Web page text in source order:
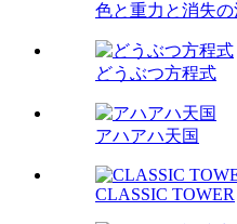
色と重力と消失の
どうぶつ方程式
アハアハ天国
CLASSIC TOWER